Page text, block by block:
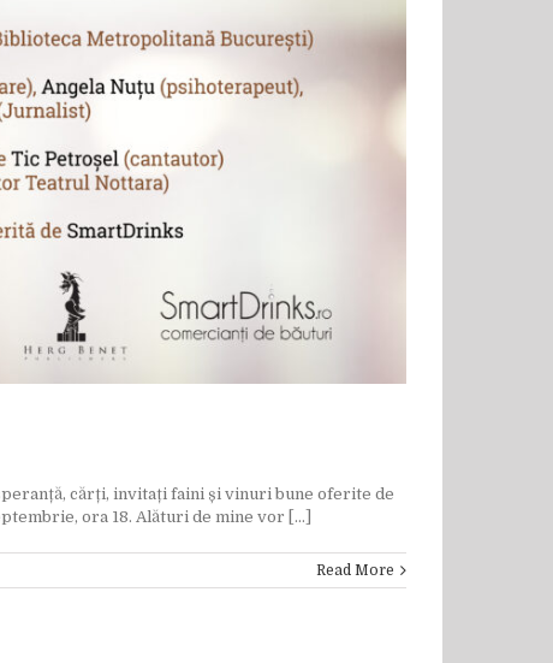
cărți, invitați faini și vinuri bune oferite de
ora 18. Alături de mine vor [...]
Read More